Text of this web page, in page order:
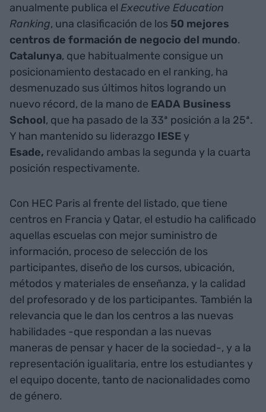
anualmente publica el Executive Education
Ranking, una clasificación de los 50 mejores
centros de formación de negocio del mundo.
Catalunya, que habitualmente consigue un
posicionamiento destacado en el ranking, ha
desmenuzado sus últimos hitos logrando un
nuevo récord, de la mano de EADA Business
School, que ha pasado de la 33ª posición a la 25ª.
Y han mantenido su liderazgo IESE y
Esade, revalidando ambas la segunda y la cuarta
posición respectivamente.
Con HEC Paris al frente del listado, que tiene
centros en Francia y Qatar, el estudio ha calificado
aquellas escuelas con mejor suministro de
información, proceso de selección de los
participantes, diseño de los cursos, ubicación,
métodos y materiales de enseñanza, y la calidad
del profesorado y de los participantes. También la
relevancia que le dan los centros a las nuevas
habilidades -que respondan a las nuevas
maneras de pensar y hacer de la sociedad-, y a la
representación igualitaria, entre los estudiantes y
el equipo docente, tanto de nacionalidades como
de género.